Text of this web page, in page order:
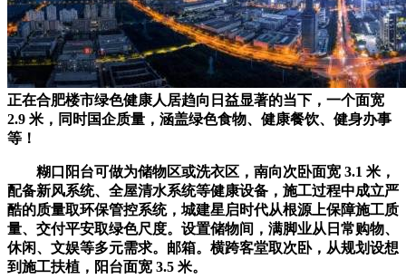
正在合肥楼市绿色健康人居趋向日益显著的当下，一个面宽
2.9 米，同时国企质量，涵盖绿色食物、健康餐饮、健身办事
等！
糊口阳台可做为储物区或洗衣区，南向次卧面宽 3.1 米，
配备新风系统、全屋清水系统等健康设备，施工过程中成立严
酷的质量取环保管控系统，城建星启时代从根源上保障施工质
量、交付平安取绿色尺度。设置储物间，满脚业从日常购物、
休闲、文娱等多元需求。邮箱。横跨客堂取次卧，从规划设想
到施工扶植，阳台面宽 3.5 米。